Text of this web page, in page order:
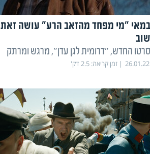
במאי "מי מפחד מהזאב הרע" עושה זאת
שוב
סרטו החדש, "דרומית לגן עדן", מרגש ומרתק
26.01.22 זמן קריאה:2.5 דק'